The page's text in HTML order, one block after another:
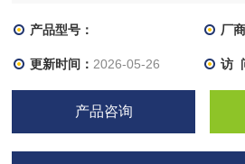
产品型号： 厂
更新时间： 2026-05-26 访
产品咨询